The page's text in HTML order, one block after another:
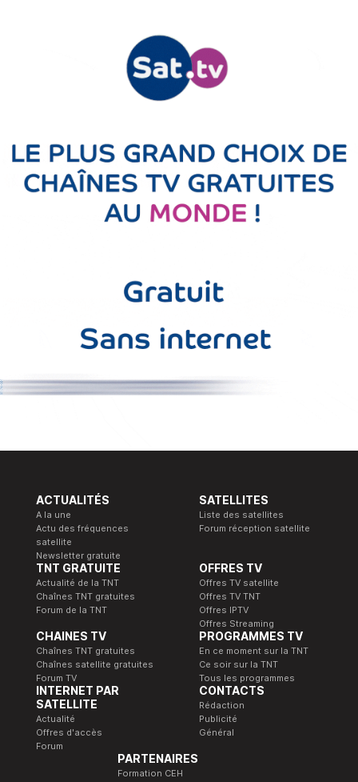
ACTUALITÉS
A la une
Actu des fréquences
satellite
Newsletter gratuite
SATELLITES
Liste des satellites
Forum réception satellite
TNT GRATUITE
Actualité de la TNT
Chaînes TNT gratuites
Forum de la TNT
OFFRES TV
Offres TV satellite
Offres TV TNT
Offres IPTV
Offres Streaming
CHAINES TV
Chaînes TNT gratuites
Chaînes satellite gratuites
Forum TV
PROGRAMMES TV
En ce moment sur la TNT
Ce soir sur la TNT
Tous les programmes
INTERNET PAR
SATELLITE
Actualité
Offres d'accès
Forum
CONTACTS
Rédaction
Publicité
Général
PARTENAIRES
Formation CEH